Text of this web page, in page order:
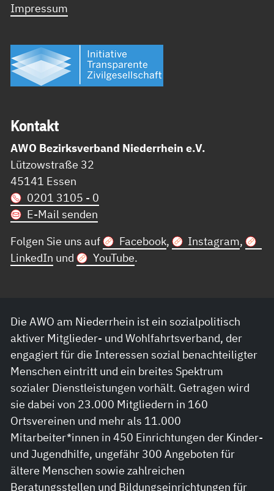
Impressum
Kon­takt
AWO Bezirksverband Niederrhein e.V.
Lützowstraße 32
45141 Essen
0201 3105 - 0
E-Mail senden
Folgen Sie uns auf
Facebook, Instagram,
LinkedIn und YouTube.
Die AWO am Niederrhein ist ein sozialpolitisch
aktiver Mitglieder- und Wohlfahrtsverband, der
engagiert für die Interessen sozial benachteiligter
Menschen eintritt und ein breites Spektrum
sozialer Dienstleistungen vorhält. Getragen wird
sie dabei von 23.000 Mitgliedern in 160
Ortsvereinen und mehr als 11.000
Mitarbeiter*innen in 450 Einrichtungen der Kinder-
und Jugendhilfe, ungefähr 300 Angeboten für
ältere Menschen sowie zahlreichen
Beratungsstellen und Bildungseinrichtungen für